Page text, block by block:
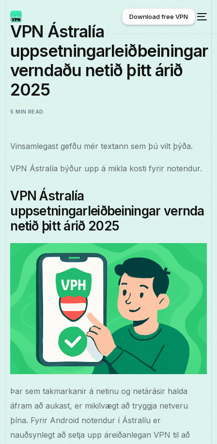
Íslenska
Download free VPN
Download free VPN
VPN Ástralía
uppsetningarleiðbeiningar
verndaðu netið þitt árið
2025
5 MIN READ
Vinsamlegast gefðu mér textann sem þú vilt þýða.
VPN Ástralía býður upp á mikla kosti fyrir notendur.
VPN Ástralía
uppsetningarleiðbeiningar vernda
netið þitt árið 2025
Þar sem takmarkanir á netinu og netárásir halda
áfram að aukast, er mikilvægt að tryggja netveru
þína. Fyrir Android notendur í Ástralíu er
nauðsynlegt að setja upp áreiðanlegan VPN til að